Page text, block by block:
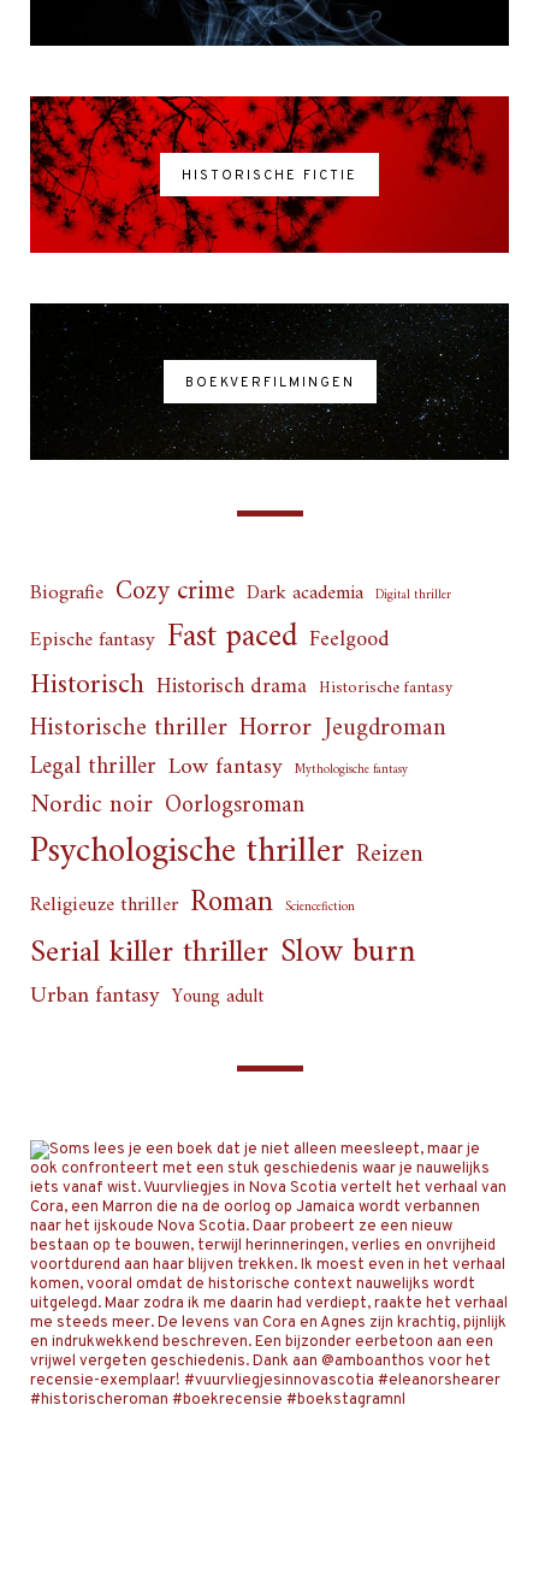
HISTORISCHE FICTIE
BOEKVERFILMINGEN
Biografie Cozy crime Dark academia Digital thriller
Epische fantasy Fast paced Feelgood
Historisch Historisch drama Historische fantasy
Historische thriller Horror Jeugdroman
Legal thriller Low fantasy Mythologische fantasy
Nordic noir Oorlogsroman
Psychologische thriller Reizen
Religieuze thriller Roman Sciencefiction
Serial killer thriller Slow burn
Urban fantasy Young adult